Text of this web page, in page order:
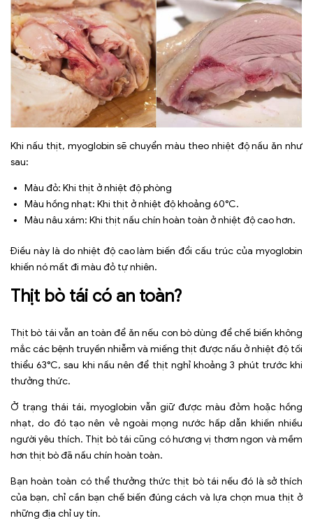
Khi nấu thịt, myoglobin sẽ chuyển màu theo nhiệt độ nấu ăn như
sau:
Màu đỏ: Khi thịt ở nhiệt độ phòng
Màu hồng nhạt: Khi thịt ở nhiệt độ khoảng 60°C.
Màu nâu xám: Khi thịt nấu chín hoàn toàn ở nhiệt độ cao hơn.
Điều này là do nhiệt độ cao làm biến đổi cấu trúc của myoglobin
khiến nó mất đi màu đỏ tự nhiên.
Thịt bò tái có an toàn?
Thịt bò tái vẫn an toàn để ăn nếu con bò dùng để chế biến không
mắc các bệnh truyền nhiễm và miếng thịt được nấu ở nhiệt độ tối
thiểu 63°C, sau khi nấu nên để thịt nghỉ khoảng 3 phút trước khi
thưởng thức.
Ở trạng thái tái, myoglobin vẫn giữ được màu đỏm hoặc hồng
nhạt, do đó tạo nên vẻ ngoài mọng nước hấp dẫn khiến nhiều
người yêu thích. Thịt bò tái cũng có hương vị thơm ngon và mềm
hơn thịt bò đã nấu chín hoàn toàn.
Bạn hoàn toàn có thể thưởng thức thịt bò tái nếu đó là sở thích
của bạn, chỉ cần bạn chế biến đúng cách và lựa chọn mua thịt ở
những địa chỉ uy tín.